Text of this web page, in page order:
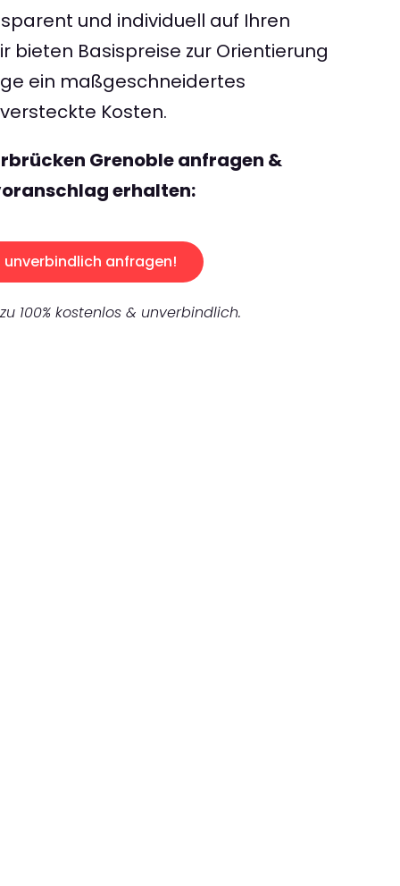
und individuell auf Ihren
bieten Basispreise zur Orientierung
ein maßgeschneidertes
Kosten.
Grenoble anfragen &
erhalten:
unverbindlich anfragen!
100% kostenlos & unverbindlich.